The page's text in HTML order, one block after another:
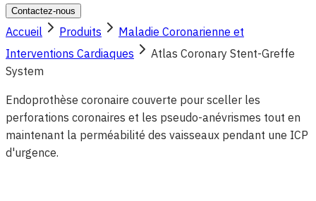
Contactez-nous
Accueil Produits
Maladie Coronarienne et
Interventions Cardiaques
Atlas Coronary Stent-Greffe
System
Endoprothèse coronaire couverte pour sceller les
perforations coronaires et les pseudo-anévrismes tout en
maintenant la perméabilité des vaisseaux pendant une ICP
d'urgence.